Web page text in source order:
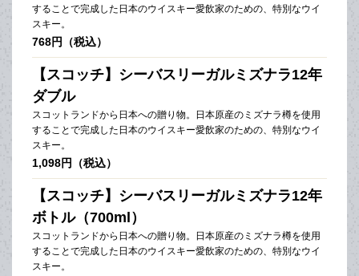
することで完成した日本のウイスキー愛飲家のための、特別なウイ
スキー。
768円（税込）
【スコッチ】シーバスリーガルミズナラ12年
ダブル
スコットランドから日本への贈り物。日本原産のミズナラ樽を使用
することで完成した日本のウイスキー愛飲家のための、特別なウイ
スキー。
1,098円（税込）
【スコッチ】シーバスリーガルミズナラ12年
ボトル（700ml）
スコットランドから日本への贈り物。日本原産のミズナラ樽を使用
することで完成した日本のウイスキー愛飲家のための、特別なウイ
スキー。